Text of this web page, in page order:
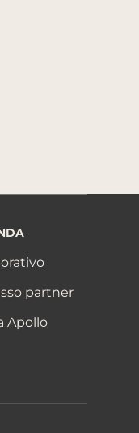
partner
Apollo